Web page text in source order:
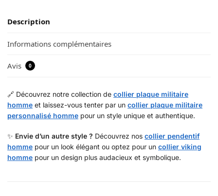
Description
Informations complémentaires
Avis 0
🔗 Découvrez notre collection de collier plaque militaire
homme et laissez-vous tenter par un collier plaque militaire
personnalisé homme pour un style unique et authentique.
✨ Envie d’un autre style ? Découvrez nos collier pendentif
homme pour un look élégant ou optez pour un collier viking
homme pour un design plus audacieux et symbolique.